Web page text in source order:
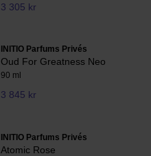
3 305 kr
INITIO Parfums Privés
Oud For Greatness Neo
90 ml
3 845 kr
INITIO Parfums Privés
Atomic Rose